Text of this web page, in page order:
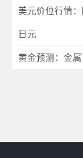
美元价位行情
日元
黄金预测：金